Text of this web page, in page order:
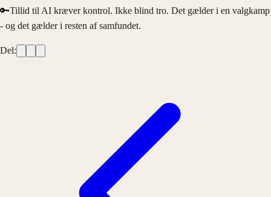
🔑Tillid til AI kræver kontrol. Ikke blind tro. Det gælder i en valgkamp
- og det gælder i resten af samfundet.
Del: